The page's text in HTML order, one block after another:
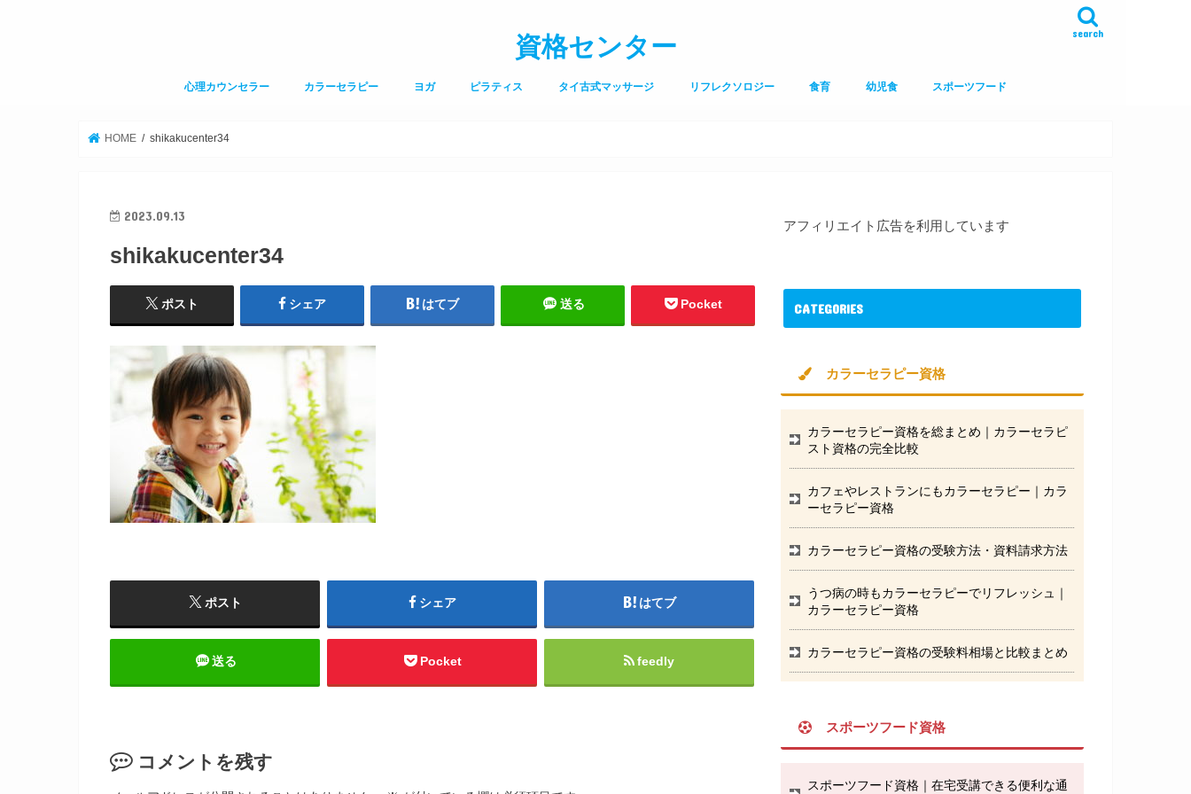
資格センター search
心理カウンセラー カラーセラピー ヨガ ピラティス タイ古式マッサージ リフレクソロジー 食育 幼児食 スポーツフード
HOME shikakucenter34
2023.09.13
shikakucenter34
ポスト シェア はてブ 送る Pocket
ポスト シェア はてブ
送る Pocket feedly
コメントを残す
アフィリエイト広告を利用しています
CATEGORIES
カラーセラピー資格
カラーセラピー資格を総まとめ｜カラーセラピ
スト資格の完全比較
カフェやレストランにもカラーセラピー｜カラ
ーセラピー資格
カラーセラピー資格の受験方法・資料請求方法
うつ病の時もカラーセラピーでリフレッシュ｜
カラーセラピー資格
カラーセラピー資格の受験料相場と比較まとめ
スポーツフード資格
スポーツフード資格｜在宅受講できる便利な通